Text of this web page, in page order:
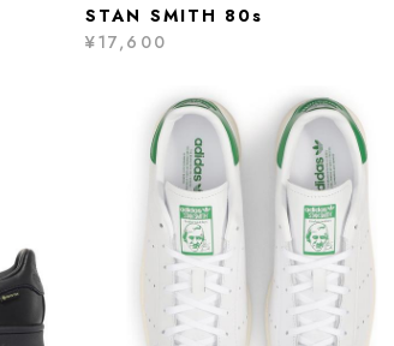
STAN SMITH 80s
¥17,600